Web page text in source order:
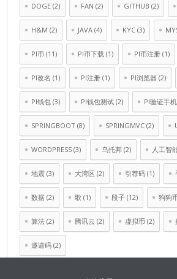
DOGE (2) FAN (2) GITHUB (2)
H&M (2) JAVA (4) KYC (3)
PI币 (11) PI币下载 (1) PI币注册 (1)
PI改名 (1) PI注册 (1) PI浏览器 (2)
PI钱包 (3) PI钱包测试 (2) PI验证手机
SPRINGBOOT (8) SPRINGMVC (2)
WORDPRESS (3) 乌托邦 (2) 人工智
地震 (3) 大湾区 (2) 引荐码 (1)
数据 (2) 歌 (1) 段子 (12) 狗狗
算法 (2) 腾讯云 (2) 虚拟币 (2)
邀请码 (2)